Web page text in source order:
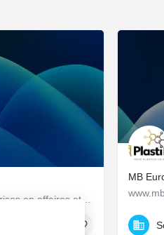
Conseil et assistance aux entreprises en affaires et gestion.
MB
9